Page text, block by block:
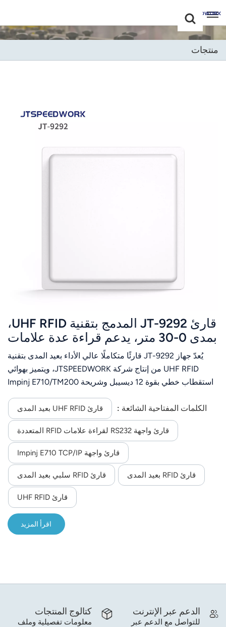
+86 -18681515767
English
Italiano
한국어
Ελληνικά
Melayu
Polski
Indonesia
norsk
منتجات
قارئ JT-9292 المدمج بتقنية UHF RFID،
بمدى 0-30 متر، يدعم قراءة عدة علامات
بتردد 860-960 ميجاهرتز
يُعدّ جهاز JT-9292 قارئًا متكاملًا عالي الأداء بعيد المدى بتقنية
UHF RFID من إنتاج شركة JTSPEEDWORK، ويتميز بهوائي
استقطاب خطي بقوة 12 ديسيبل وشريحة Impinj E710/TM200
للتخصيص بين 860 و960 ميجاهرتز، مع طاقة تردد لاسلكي قابلة
للتعديل تصل إلى 33 ديسيبل ميلي واط.بفضل مسافة القراءة
القصوى التي تصل إلى 30 مترًا وقراءة العلامات المتعددة (حتى
200 علامة)، فإنه يوفر اتصالًا مرنًا (RS232/TCP/IP/WiFi/4G)،
ودعم SDK للتطوير الثانوي، وتشغيلًا مستقرًا في درجات حرارة
تتراوح من -40 درجة مئوية إلى 65 درجة مئوية، وهو مثالي لتتبع
الأصول الخارجية والصناعية.
الكلمات المفتاحية الشائعة : قارئ UHF RFID بعيد المدى
قارئ واجهة RS232 لقراءة علامات RFID المتعددة
قارئ واجهة Impinj E710 TCP/IP
قارئ RFID بعيد المدى قارئ RFID سلبي بعيد المدى
قارئ UHF RFID
اقرأ المزيد
كتالوج المنتجات
معلومات تفصيلية وملف
الدعم عبر الإنترنت
للتواصل مع الدعم عبر